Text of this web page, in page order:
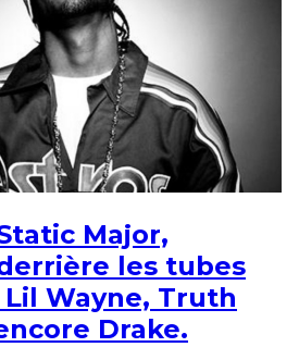
Major,
les tubes
Lil Wayne, Truth
Drake.